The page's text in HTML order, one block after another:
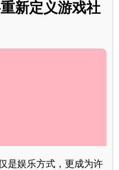
新定义游戏社
是娱乐方式，更成为许